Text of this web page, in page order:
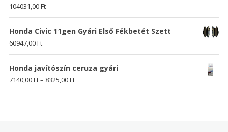
104031,00Ft
Honda Civic 11gen Gyári Első Fékbetét Szett
60947,00Ft
Honda javítószín ceruza gyári
7140,00Ft– 8325,00Ft